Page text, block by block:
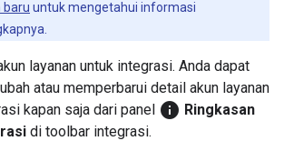
baru untuk mengetahui informasi
layanan untuk integrasi. Anda dapat
atau memperbarui detail akun layanan
kapan saja dari panel info Ringkasan
di toolbar integrasi.